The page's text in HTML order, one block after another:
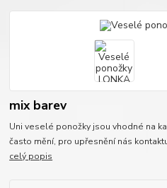
mix barev
Uni veselé ponožky jsou vhodné na
často mění, pro upřesnění nás
celý popis